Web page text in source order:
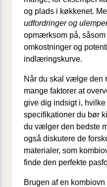
og plads i køkkenet.
udfordringer og
opmærksom på,
omkostninger og
indlæringskurve.
Når du skal vælge den
mange faktorer at
give dig indsigt i,
specifikationer du bør
du vælger den bedste
også diskutere de
materialer, som
finde den perfekte
Brugen af en